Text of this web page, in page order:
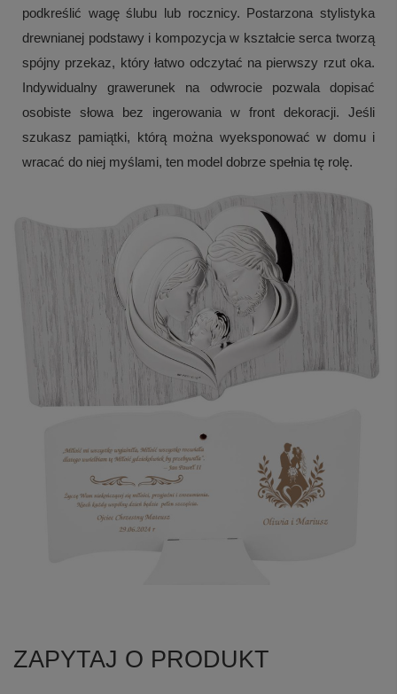
podkreślić wagę ślubu lub rocznicy. Postarzona stylistyka
drewnianej podstawy i kompozycja w kształcie serca tworzą
spójny przekaz, który łatwo odczytać na pierwszy rzut oka.
Indywidualny grawerunek na odwrocie pozwala dopisać
osobiste słowa bez ingerowania w front dekoracji. Jeśli
szukasz pamiątki, którą można wyeksponować w domu i
wracać do niej myślami, ten model dobrze spełnia tę rolę.
ZAPYTAJ O PRODUKT